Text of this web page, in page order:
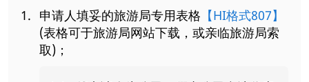
申请人填妥的旅游局专用表格 【HI格式807】
(表格可于旅游局网站下载，或亲临旅游局索
取)；